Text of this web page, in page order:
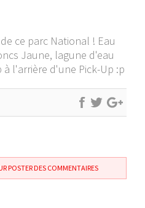
ce parc National ! Eau
Jaune, lagune d'eau
l'arrière d'une Pick-Up :p
POSTER DES COMMENTAIRES